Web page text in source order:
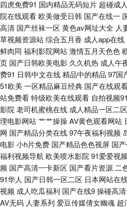
91免费网址 91探花免费在线 超碰ad 东方
情五月天短篇小说 蜜桃tv91 欧美日韩内射
夜性愛剧场 91肏逼 91好图推荐 91午夜精
免费 国产日韩偷 九一白虎 免费口爆射精电
亚洲日韩伦理 91白丝在线 91国产视频 91九
产福利91p 激情都市瑟瑟瑟 久久九九网站
久 亚洲国产九九 91n在线观看 91高跟玉足
自产在线区 久久国产午夜一品 日本不卡高
色图导航 中文字幕日韩精品人妻 91伊人网
四虎免费91 国内精品无码短片 超碰成
院在线观看 欧美做受日韩 国产在线一
高清 国产丝袜一区 黄色av网址大全 人
草视频资源站综合五月香 成人app在线
鲜肉同 福利影院网站激情五月天色色
页 国产日韩欧美电影 久久机热 成人午
费91 日韩中文在线精品中的精品 97国
51欧美一区精品麻豆经典 国产在线观
站免费看特级欧美在线观看 自拍视频91
影院 老司机蜜桃在线 成人精品一区二区
理电影网站艹艹操操AV黄色观看网站
网 国产精品分类在线97午夜福利视频
电影小h片免费 国产精品色色视屏 国
福利视频导航 欧美喷水影院 91爱爱视频
频 国产高清一卡新区 国产看片资源 二
91华人 国产日韩一区二区 日本网站在
视频 成人吃瓜福利 国产在线9操碰高
AV无码 人妻系列 爱豆传媒倩女幽魂 超